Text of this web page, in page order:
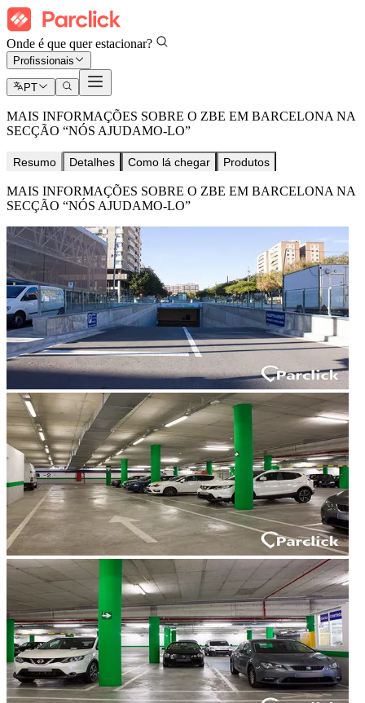
Onde é que quer estacionar?
Profissionais
PT
MAIS INFORMAÇÕES SOBRE O ZBE EM BARCELONA NA
SECÇÃO “NÓS AJUDAMO-LO”
Resumo Detalhes Como lá chegar Produtos
MAIS INFORMAÇÕES SOBRE O ZBE EM BARCELONA NA
SECÇÃO “NÓS AJUDAMO-LO”